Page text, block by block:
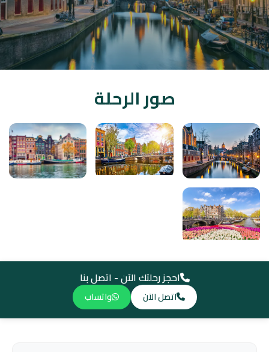
صور الرحلة
احجز رحلتك الآن - اتصل بنا
اتصل الآن واتساب